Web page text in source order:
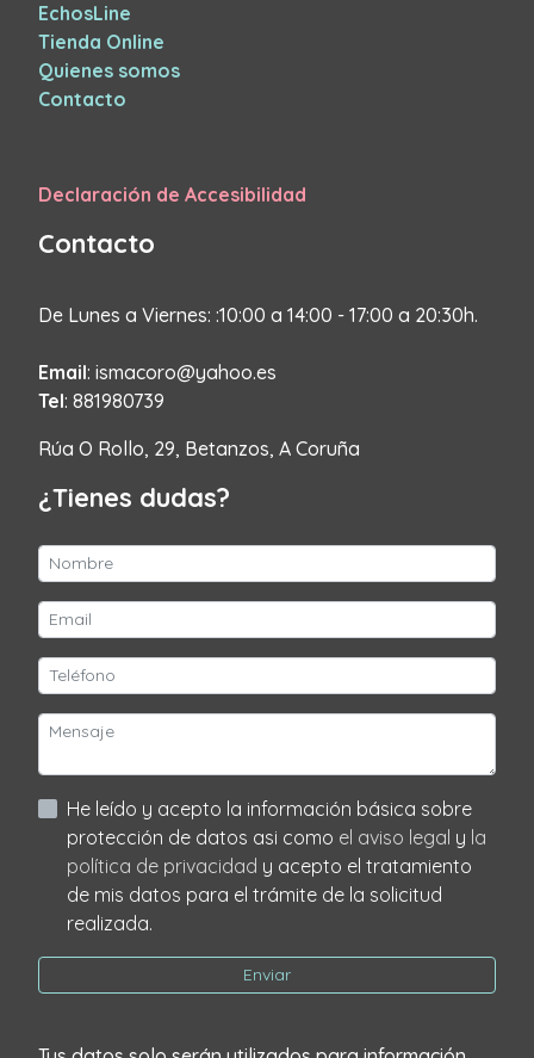
EchosLine
Tienda Online
Quienes somos
Contacto
Declaración de Accesibilidad
Contacto
De Lunes a Viernes: :10:00 a 14:00 - 17:00 a 20:30h.
Email: ismacoro@yahoo.es
Tel: 881980739
Rúa O Rollo, 29, Betanzos, A Coruña
¿Tienes dudas?
He leído y acepto la información básica sobre
protección de datos asi como el aviso legal y la
política de privacidad y acepto el tratamiento
de mis datos para el trámite de la solicitud
realizada.
Enviar